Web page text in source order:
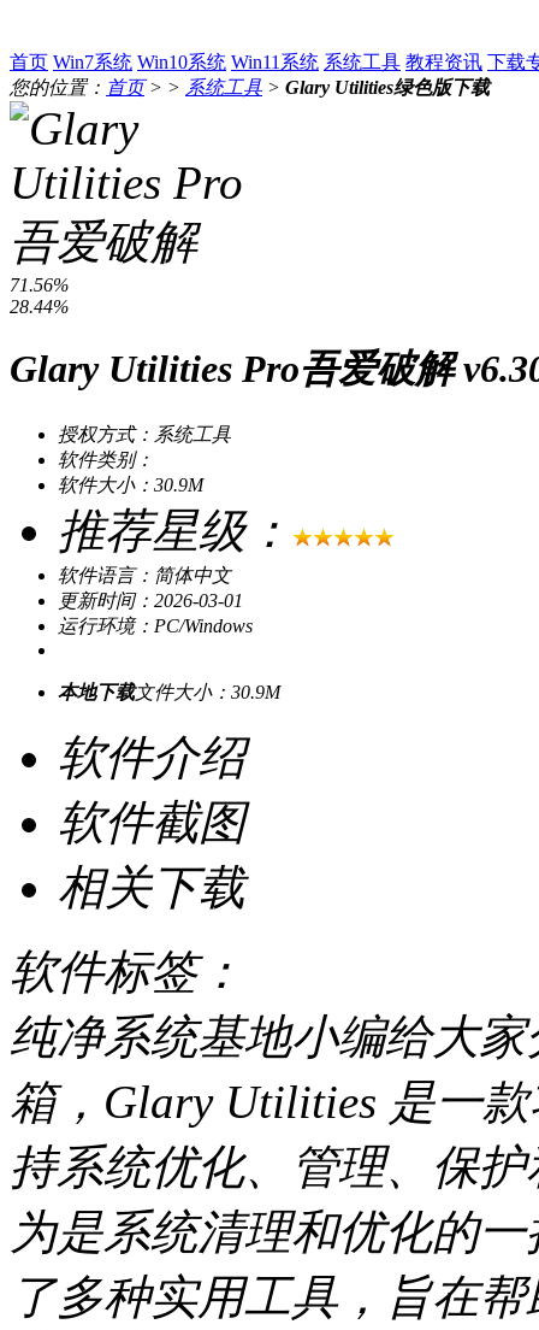
首页 Win7系统 Win10系统 Win11系统 系统工具 教程资讯 下载
您的位置： 首页> > 系统工具 > Glary Utilities绿色版下载
71.56%
28.44%
Glary Utilities Pro吾爱破解
授权方式：系统工具
软件类别：
软件大小：30.9M
推荐星级：
软件语言：简体中文
更新时间：2026-03-01
运行环境：PC/Windows
本地下载文件大小：30.9M
软件介绍
软件截图
相关下载
软件标签：
纯净系统基地小编给大
箱，Glary Utilities 是一
持系统优化、管理、保
为是系统清理和优化的
了多种实用工具，旨在